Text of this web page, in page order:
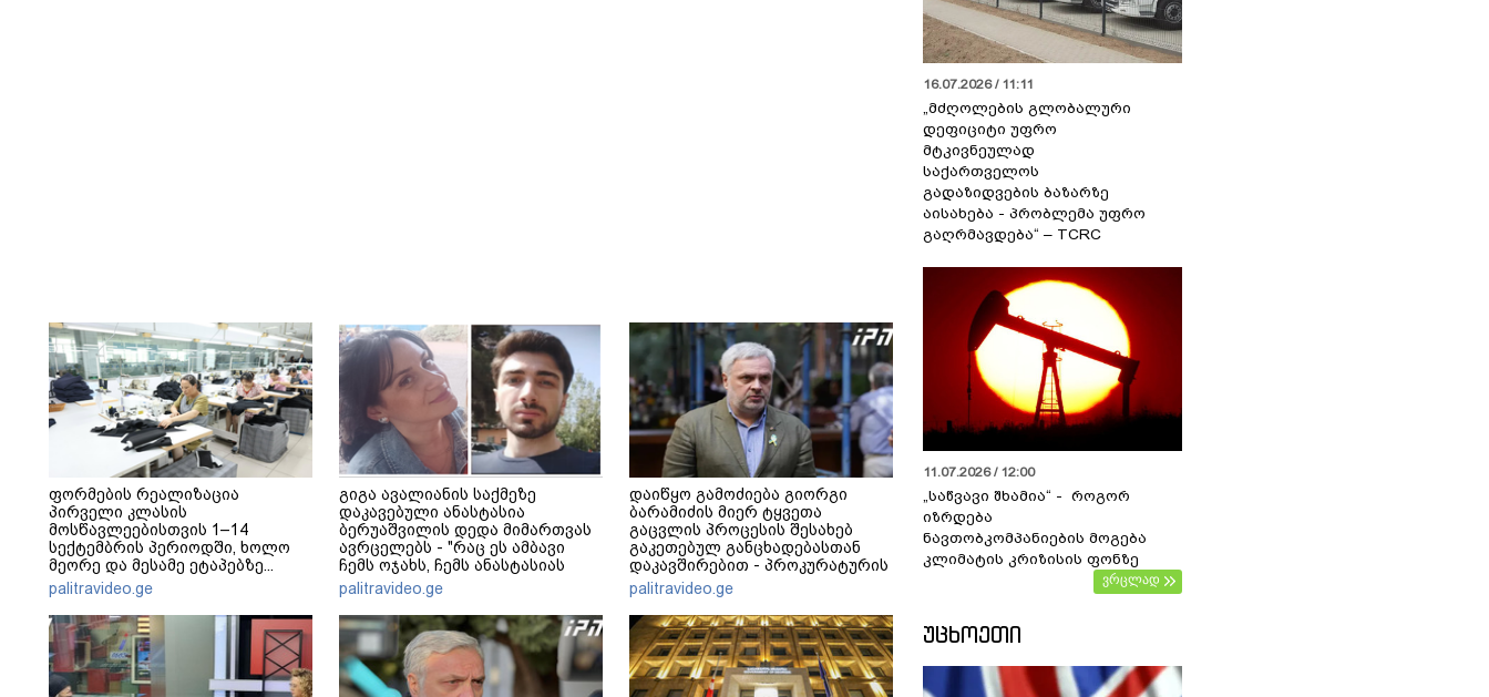
ფორმების რეალიზაცია
პირველი კლასის
მოსწავლეებისთვის 1–14
სექტემბრის პერიოდში, ხოლო
მეორე და მესამე ეტაპებზე...
palitravideo.ge
გიგა ავალიანის საქმეზე
დაკავებული ანასტასია
ბერუაშვილის დედა მიმართვას
ავრცელებს - "რაც ეს ამბავი
ჩემს ოჯახს, ჩემს ანასტასიას
გადახდა თავს, მის მერე მე მე
არ ვარ"
palitravideo.ge
დაიწყო გამოძიება გიორგი
ბარამიძის მიერ ტყვეთა
გაცვლის პროცესის შესახებ
გაკეთებულ განცხადებასთან
დაკავშირებით - პროკურატურის
განცხადება
palitravideo.ge
16.07.2026 / 11:11
„მძღოლების გლობალური
დეფიციტი უფრო
მტკივნეულად
საქართველოს
გადაზიდვების ბაზარზე
აისახება - პრობლემა უფრო
გაღრმავდება“ – TCRC
11.07.2026 / 12:00
„საწვავი შხამია“ - როგორ
იზრდება
ნავთობკომპანიების მოგება
კლიმატის კრიზისის ფონზე
ვრცლად
ᲣᲪᲮᲝᲔᲗᲘ